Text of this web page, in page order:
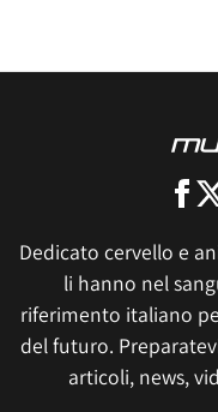
Dedicato cervello e
li hanno nel
riferimento italiano
del futuro.
articoli, news,